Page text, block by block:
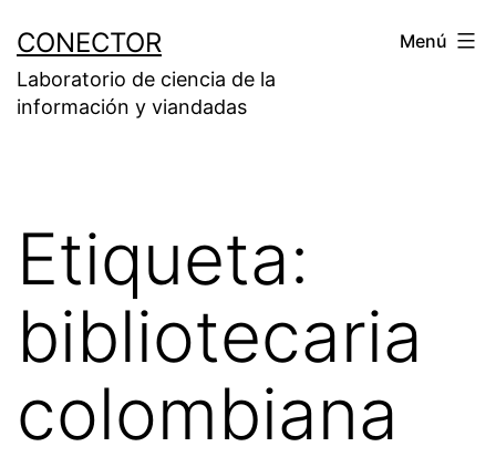
contenido
CONECTOR
Laboratorio de ciencia de la
información y viandadas
Menú
Etiqueta:
bibliotecaria
colombiana